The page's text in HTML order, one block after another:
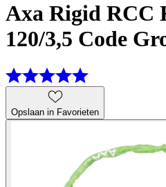
Axa Rigid RCC
120/3,5 Code
Opslaan in Favorieten